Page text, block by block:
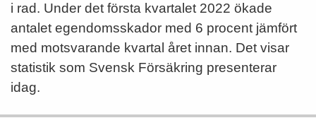
i rad. Under det första kvartalet 2022 ökade
antalet egendomsskador med 6 procent jämfört
med motsvarande kvartal året innan. Det visar
statistik som Svensk Försäkring presenterar
idag.